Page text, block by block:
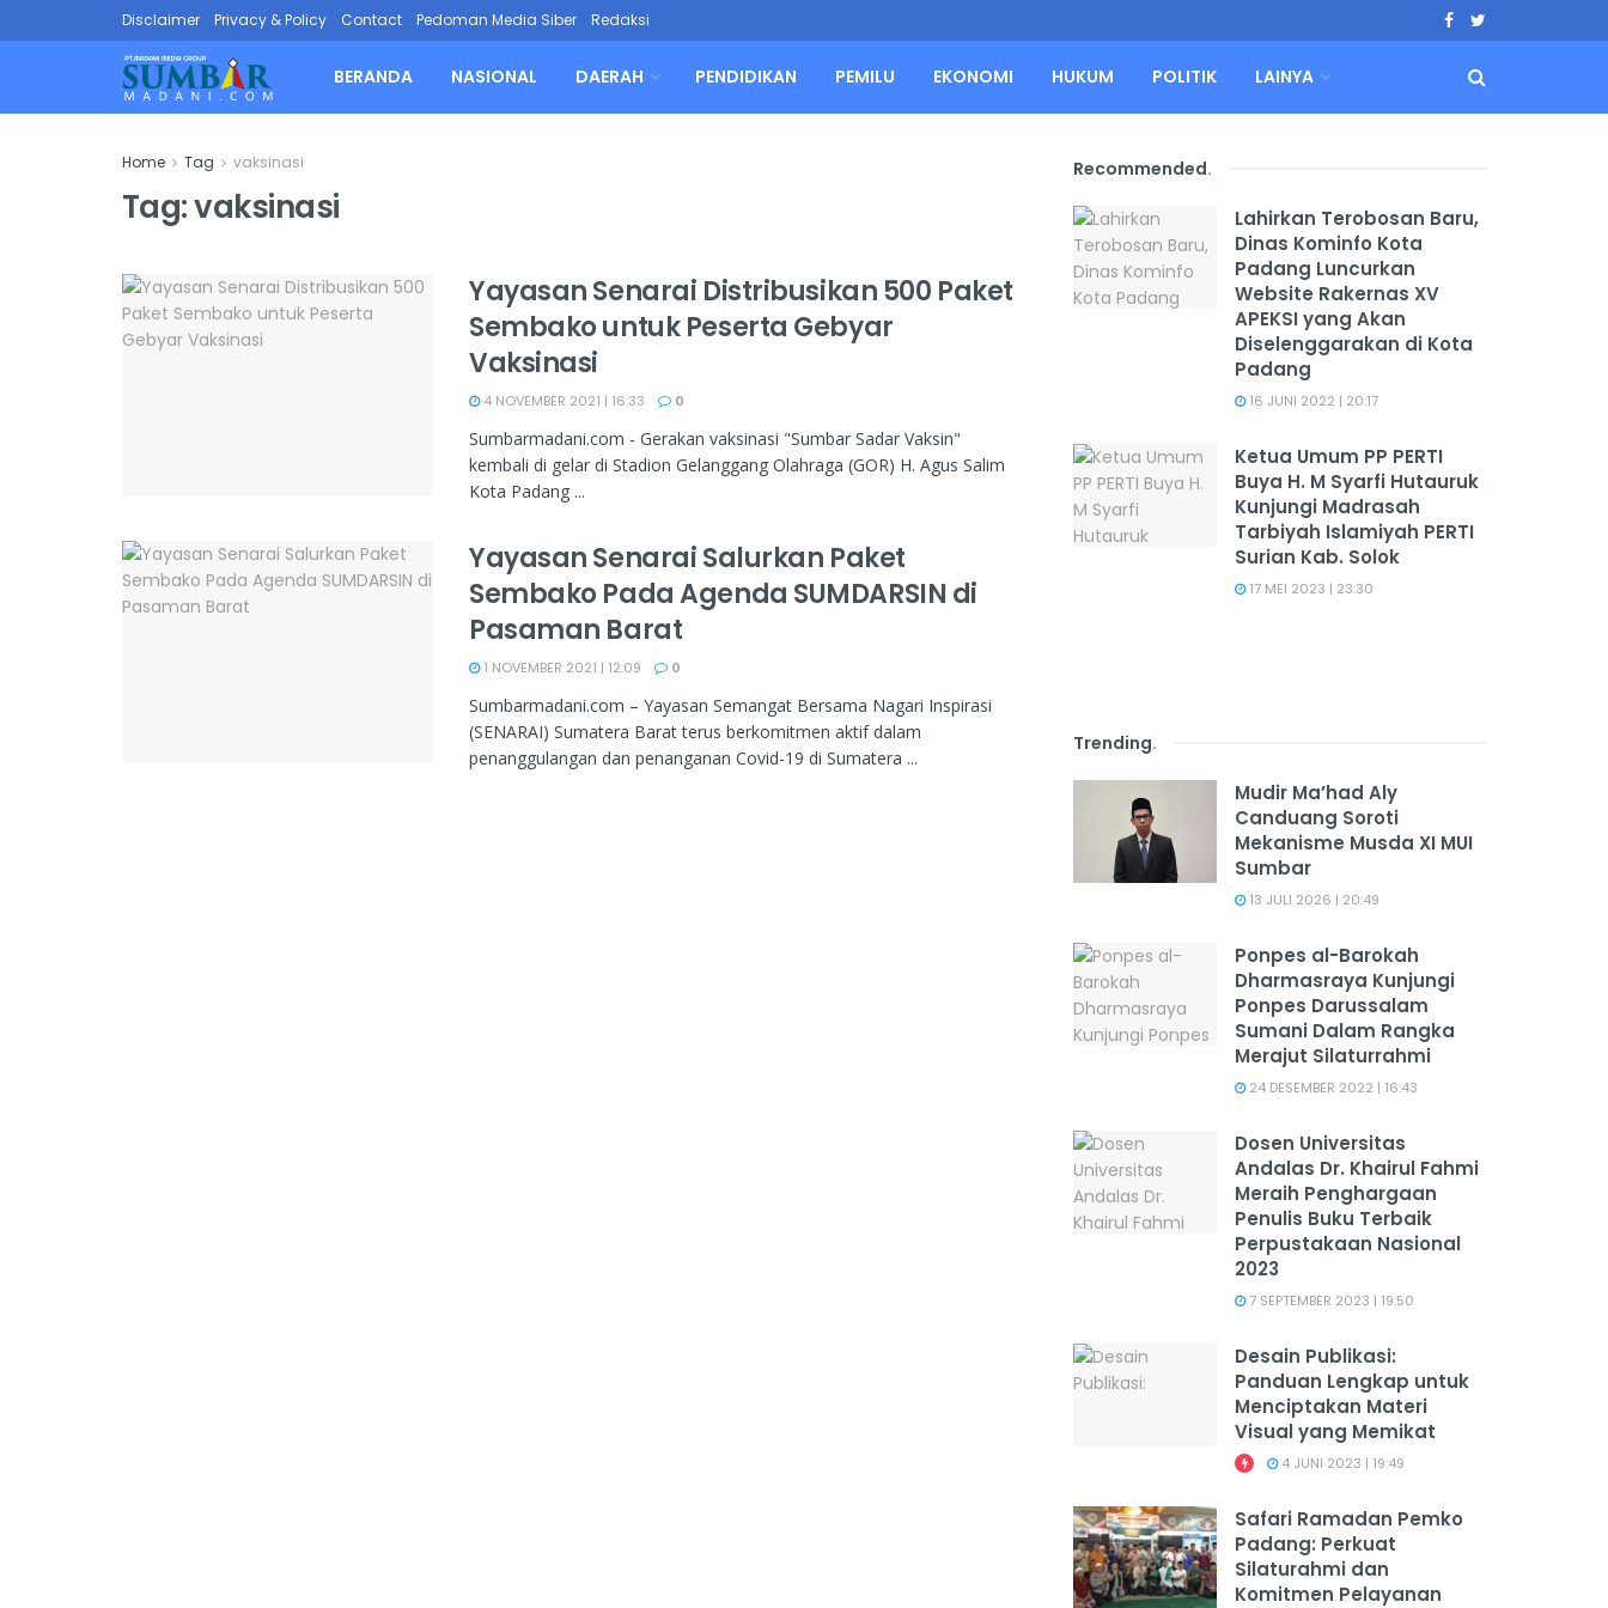
Disclaimer Privacy & Policy Contact Pedoman Media Siber Redaksi
BERANDA NASIONAL DAERAH PENDIDIKAN PEMILU EKONOMI HUKUM POLITIK LAINYA
Home Tag vaksinasi
Tag:vaksinasi
Yayasan Senarai Distribusikan 500 Paket
Sembako untuk Peserta Gebyar
Vaksinasi
4 NOVEMBER 2021 | 16:33 0
Sumbarmadani.com - Gerakan vaksinasi "Sumbar Sadar Vaksin"
kembali di gelar di Stadion Gelanggang Olahraga (GOR) H. Agus Salim
Kota Padang ...
Yayasan Senarai Salurkan Paket
Sembako Pada Agenda SUMDARSIN di
Pasaman Barat
1 NOVEMBER 2021 | 12:09 0
Sumbarmadani.com – Yayasan Semangat Bersama Nagari Inspirasi
(SENARAI) Sumatera Barat terus berkomitmen aktif dalam
penanggulangan dan penanganan Covid-19 di Sumatera ...
Recommended.
Lahirkan Terobosan Baru,
Dinas Kominfo Kota
Padang Luncurkan
Website Rakernas XV
APEKSI yang Akan
Diselenggarakan di Kota
Padang
16 JUNI 2022 | 20:17
Ketua Umum PP PERTI
Buya H. M Syarfi Hutauruk
Kunjungi Madrasah
Tarbiyah Islamiyah PERTI
Surian Kab. Solok
17 MEI 2023 | 23:30
Trending.
Mudir Ma’had Aly
Canduang Soroti
Mekanisme Musda XI MUI
Sumbar
13 JULI 2026 | 20:49
Ponpes al-Barokah
Dharmasraya Kunjungi
Ponpes Darussalam
Sumani Dalam Rangka
Merajut Silaturrahmi
24 DESEMBER 2022 | 16:43
Dosen Universitas
Andalas Dr. Khairul Fahmi
Meraih Penghargaan
Penulis Buku Terbaik
Perpustakaan Nasional
2023
7 SEPTEMBER 2023 | 19:50
Desain Publikasi:
Panduan Lengkap untuk
Menciptakan Materi
Visual yang Memikat
4 JUNI 2023 | 19:49
Safari Ramadan Pemko
Padang: Perkuat
Silaturahmi dan
Komitmen Pelayanan